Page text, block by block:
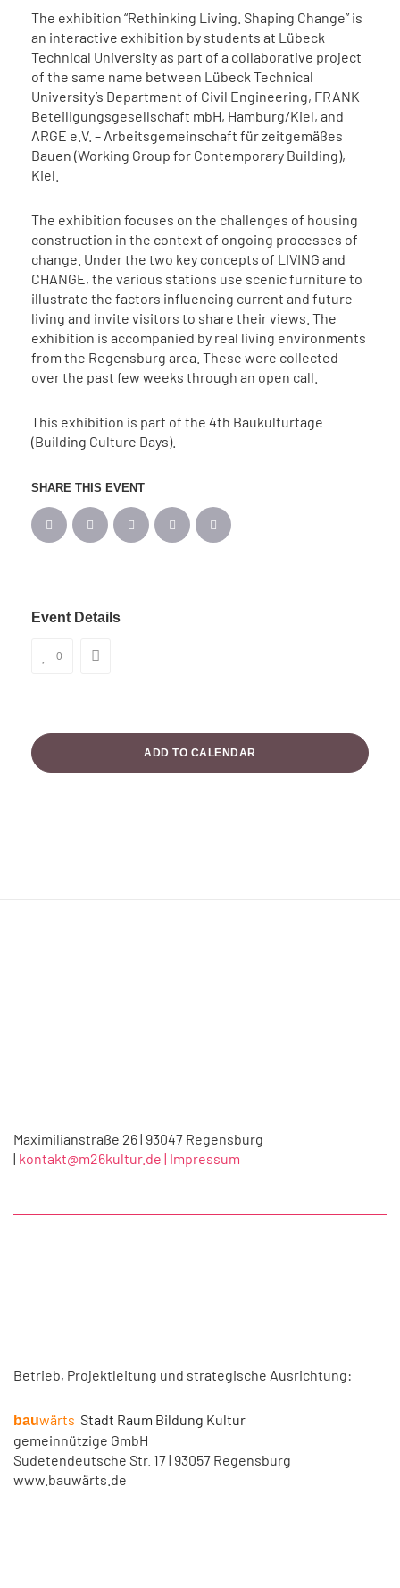
The exhibition “Rethinking Living. Shaping Change” is
an interactive exhibition by students at Lübeck
Technical University as part of a collaborative project
of the same name between Lübeck Technical
University’s Department of Civil Engineering, FRANK
Beteiligungsgesellschaft mbH, Hamburg/Kiel, and
ARGE e.V. – Arbeitsgemeinschaft für zeitgemäßes
Bauen (Working Group for Contemporary Building),
Kiel.
The exhibition focuses on the challenges of housing
construction in the context of ongoing processes of
change. Under the two key concepts of LIVING and
CHANGE, the various stations use scenic furniture to
illustrate the factors influencing current and future
living and invite visitors to share their views. The
exhibition is accompanied by real living environments
from the Regensburg area. These were collected
over the past few weeks through an open call.
This exhibition is part of the 4th Baukulturtage
(Building Culture Days).
SHARE THIS EVENT
Event Details
0
ADD TO CALENDAR
Maximilianstraße 26 | 93047 Regensburg
| kontakt@m26kultur.de | Impressum
Betrieb, Projektleitung und strategische Ausrichtung:
bauwärts Stadt Raum Bildung Kultur
gemeinnützige GmbH
Sudetendeutsche Str. 17 | 93057 Regensburg
www.bauwärts.de